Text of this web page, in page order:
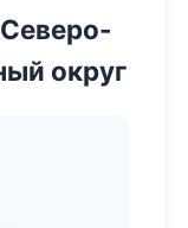
округ